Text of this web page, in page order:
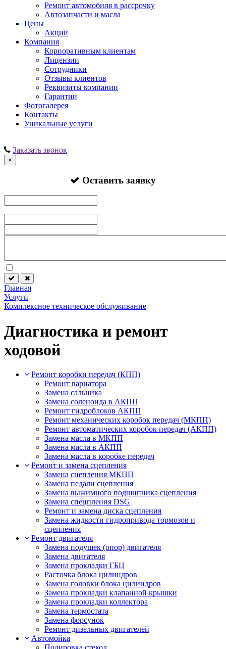
Ремонт автомобиля в рассрочку
Автозапчасти и масла
Цены
Акции
Компания
Корпоративным клиентам
Лицензии
Сотрудники
Отзывы клиентов
Реквизиты компании
Гарантии
Фотогалерея
Контакты
Уникальные услуги
Заказать звонок
×
Оставить заявку
Главная
Услуги
Комплексное техническое обслуживание
Диагностика и ремонт
ходовой
Ремонт коробки передач (КПП)
Ремонт вариатора
Замена сальника
Замена соленоида в АКПП
Ремонт гидроблоков АКПП
Ремонт механических коробок передач (МКПП)
Ремонт автоматических коробок передач (АКПП)
Замена масла в МКПП
Замена масла в АКПП
Замена масла в коробке передач
Ремонт и замена сцепления
Замена сцепления МКПП
Замена педали сцепления
Замена выжимного подшипника сцепления
Замена спецпления DSG
Ремонт и замена диска сцепления
Замена жидкости гидропривода тормозов и
сцепления
Ремонт двигателя
Замена подушек (опор) двигателя
Замена двигателя
Замена прокладки ГБЦ
Расточка блока цилиндров
Замена головки блока цилиндров
Замена прокладки клапанной крышки
Замена прокладки коллектора
Замена термостата
Замена форсунок
Ремонт дизельных двигателей
Автомойка